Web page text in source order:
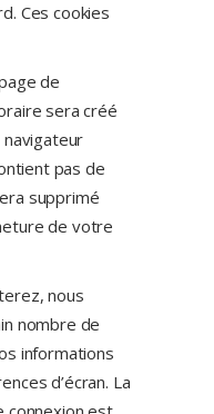
Ces cookies
de
sera créé
pas de
supprimé
de votre
nous
nombre de
informations
d’écran. La